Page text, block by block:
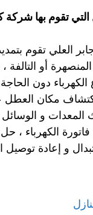
تقوم بها شركة
العلي تقوم
أو التالفة
الكهرباء دون
إكتشاف مكان
و الوسائل
فاتورة الكهرباء
و إعادة